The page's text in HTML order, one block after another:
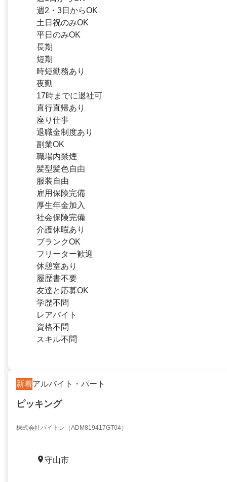
週2・3日からOK
土日祝のみOK
平日のみOK
長期
短期
時短勤務あり
夜勤
17時までに退社可
直行直帰あり
座り仕事
退職金制度あり
副業OK
職場内禁煙
髪型髪色自由
服装自由
雇用保険完備
厚生年金加入
社会保険完備
介護休暇あり
ブランクOK
フリーター歓迎
休憩室あり
履歴書不要
友達と応募OK
学歴不問
レアバイト
資格不問
スキル不問
新着アルバイト・パート
ピッキング
株式会社バイトレ（ADM819417GT04）
守山市